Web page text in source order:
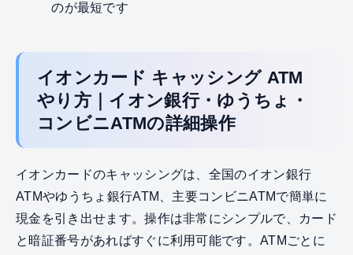
のが最短です
イオンカード キャッシング ATM
やり方｜イオン銀行・ゆうちょ・
コンビニATMの詳細操作
イオンカードのキャッシングは、全国のイオン銀行
ATMやゆうちょ銀行ATM、主要コンビニATMで簡単に
現金を引き出せます。操作は非常にシンプルで、カード
と暗証番号があればすぐに利用可能です。ATMごとに